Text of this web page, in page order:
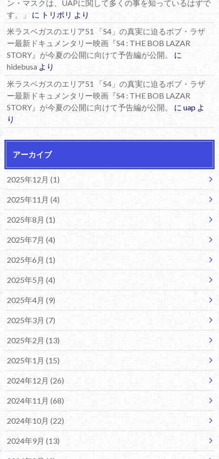
ン・マスクは、UAPに関して多くの事を知っているはずで
す。」
に トリポリ より
米ラスベガスのエリア51 「S4」の真実に迫るボブ・ラザ
ー最新ドキュメンタリー映画『S4 : THE BOB LAZAR
STORY』が今夏の公開に向けて予告編が公開。
に
hidebusaより
米ラスベガスのエリア51 「S4」の真実に迫るボブ・ラザ
ー最新ドキュメンタリー映画『S4 : THE BOB LAZAR
STORY』が今夏の公開に向けて予告編が公開。
に uapよ
り
アーカイブ
2025年12月 (1)
2025年11月 (4)
2025年8月 (1)
2025年7月 (4)
2025年6月 (1)
2025年5月 (4)
2025年4月 (9)
2025年3月 (7)
2025年2月 (13)
2025年1月 (15)
2024年12月 (26)
2024年11月 (68)
2024年10月 (22)
2024年9月 (13)